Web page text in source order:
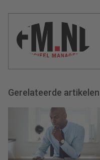
Gerelateerde artikelen